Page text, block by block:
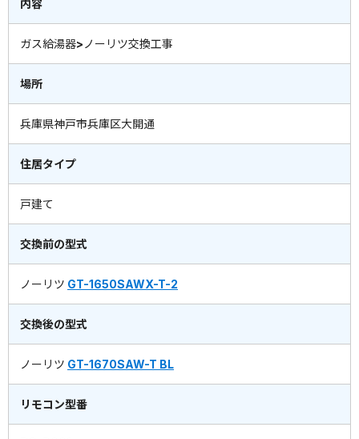
内容
ガス給湯器>ノーリツ交換工事
場所
兵庫県神戸市兵庫区大開通
住居タイプ
戸建て
交換前の型式
ノーリツ GT-1650SAWX-T-2
交換後の型式
ノーリツ GT-1670SAW-T BL
リモコン型番